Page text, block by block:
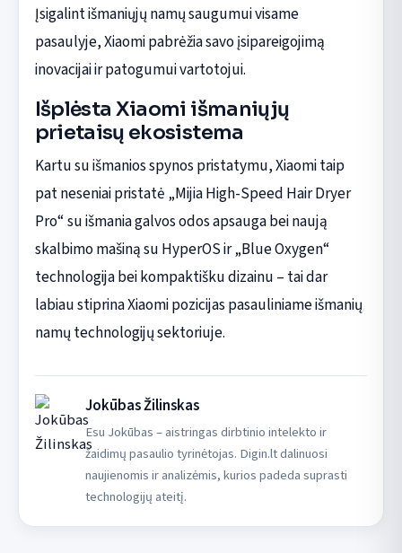
Įsigalint išmaniųjų namų saugumui visame
pasaulyje, Xiaomi pabrėžia savo įsipareigojimą
inovacijai ir patogumui vartotojui.
Išplėsta Xiaomi išmaniųjų
prietaisų ekosistema
Kartu su išmanios spynos pristatymu, Xiaomi taip
pat neseniai pristatė „Mijia High-Speed Hair Dryer
Pro“ su išmania galvos odos apsauga bei naują
skalbimo mašiną su HyperOS ir „Blue Oxygen“
technologija bei kompaktišku dizainu – tai dar
labiau stiprina Xiaomi pozicijas pasauliniame išmanių
namų technologijų sektoriuje.
Jokūbas Žilinskas
Esu Jokūbas – aistringas dirbtinio intelekto ir
žaidimų pasaulio tyrinėtojas. Digin.lt dalinuosi
naujienomis ir analizėmis, kurios padeda suprasti
technologijų ateitį.